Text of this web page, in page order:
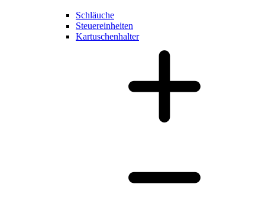
Schläuche
Steuereinheiten
Kartuschenhalter